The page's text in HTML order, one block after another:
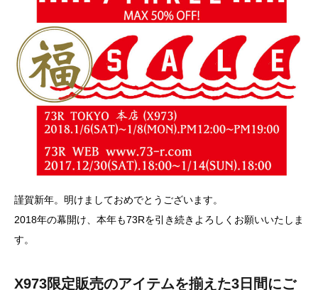
謹賀新年。明けましておめでとうございます。
2018年の幕開け、本年も73Rを引き続きよろしくお願いいたしま
す。
X973限定販売のアイテムを揃えた3日間にご